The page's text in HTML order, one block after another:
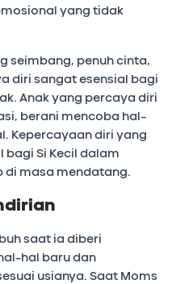
yang tidak
seimbang, penuh cinta,
diri sangat esensial bagi
Anak yang percaya diri
berani mencoba hal-
Kepercayaan diri yang
bagi Si Kecil dalam
di masa mendatang.
saat ia diberi
hal baru dan
usianya. Saat Moms